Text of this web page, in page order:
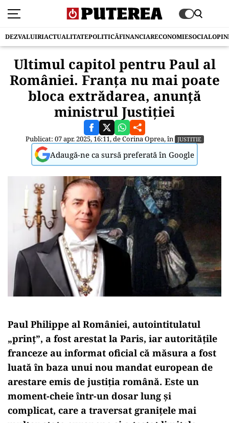
DEZVALUIRIACTUALITATEPOLITICĂFINANCIARECONOMIESOCIAL
Ultimul capitol pentru Paul al
României. Franța nu mai poate
bloca extrădarea, anunță
ministrul Justiției
Publicat: 07 apr. 2025, 16:11, deCorina Oprea, în JUSTITIE
Adaugă-ne ca sursă preferată în Google
Paul Philippe al României, autointitulatul
„prinț”, a fost arestat la Paris, iar autoritățile
franceze au informat oficial că măsura a fost
luată în baza unui nou mandat european de
arestare emis de justiția română. Este un
moment-cheie într-un dosar lung și
complicat, care a traversat granițele mai